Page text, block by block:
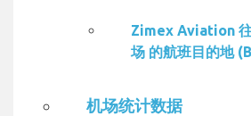
Zimex Aviation
场 的航班目的地
机场统计数据